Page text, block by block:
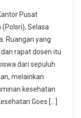
To
Campus:
Mahasiswa
Polsri
Jaminan
Kesehatan
Pusat
Selasa
Ruangan yang
rapat dosen itu
dari sepuluh
melainkan
kesehatan
Goes […]